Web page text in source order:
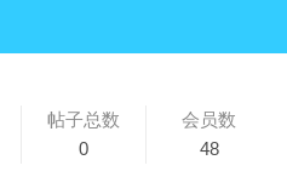
帖子总数
0
会员数
48